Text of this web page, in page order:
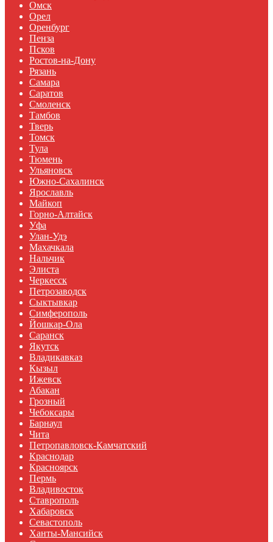
Омск
Орел
Оренбург
Пенза
Псков
Ростов-на-Дону
Рязань
Самара
Саратов
Смоленск
Тамбов
Тверь
Томск
Тула
Тюмень
Ульяновск
Южно-Сахалинск
Ярославль
Майкоп
Горно-Алтайск
Уфа
Улан-Удэ
Махачкала
Нальчик
Элиста
Черкесск
Петрозаводск
Сыктывкар
Симферополь
Йошкар-Ола
Саранск
Якутск
Владикавказ
Кызыл
Ижевск
Абакан
Грозный
Чебоксары
Барнаул
Чита
Петропавловск-Камчатский
Краснодар
Красноярск
Пермь
Владивосток
Ставрополь
Хабаровск
Севастополь
Ханты-Мансийск